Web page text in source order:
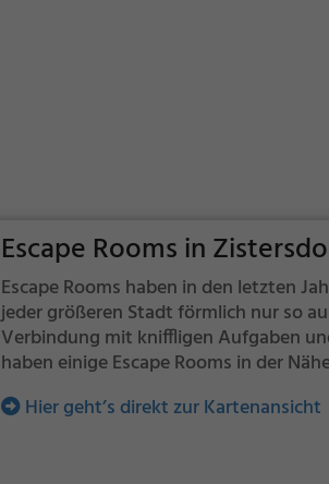
Escape Rooms in
Escape Rooms haben in den letzten
jeder größeren Stadt förmlich nur so
Verbindung mit kniffligen Aufgaben
haben einige Escape Rooms in der
Hier geht’s direkt zur Kartenansicht